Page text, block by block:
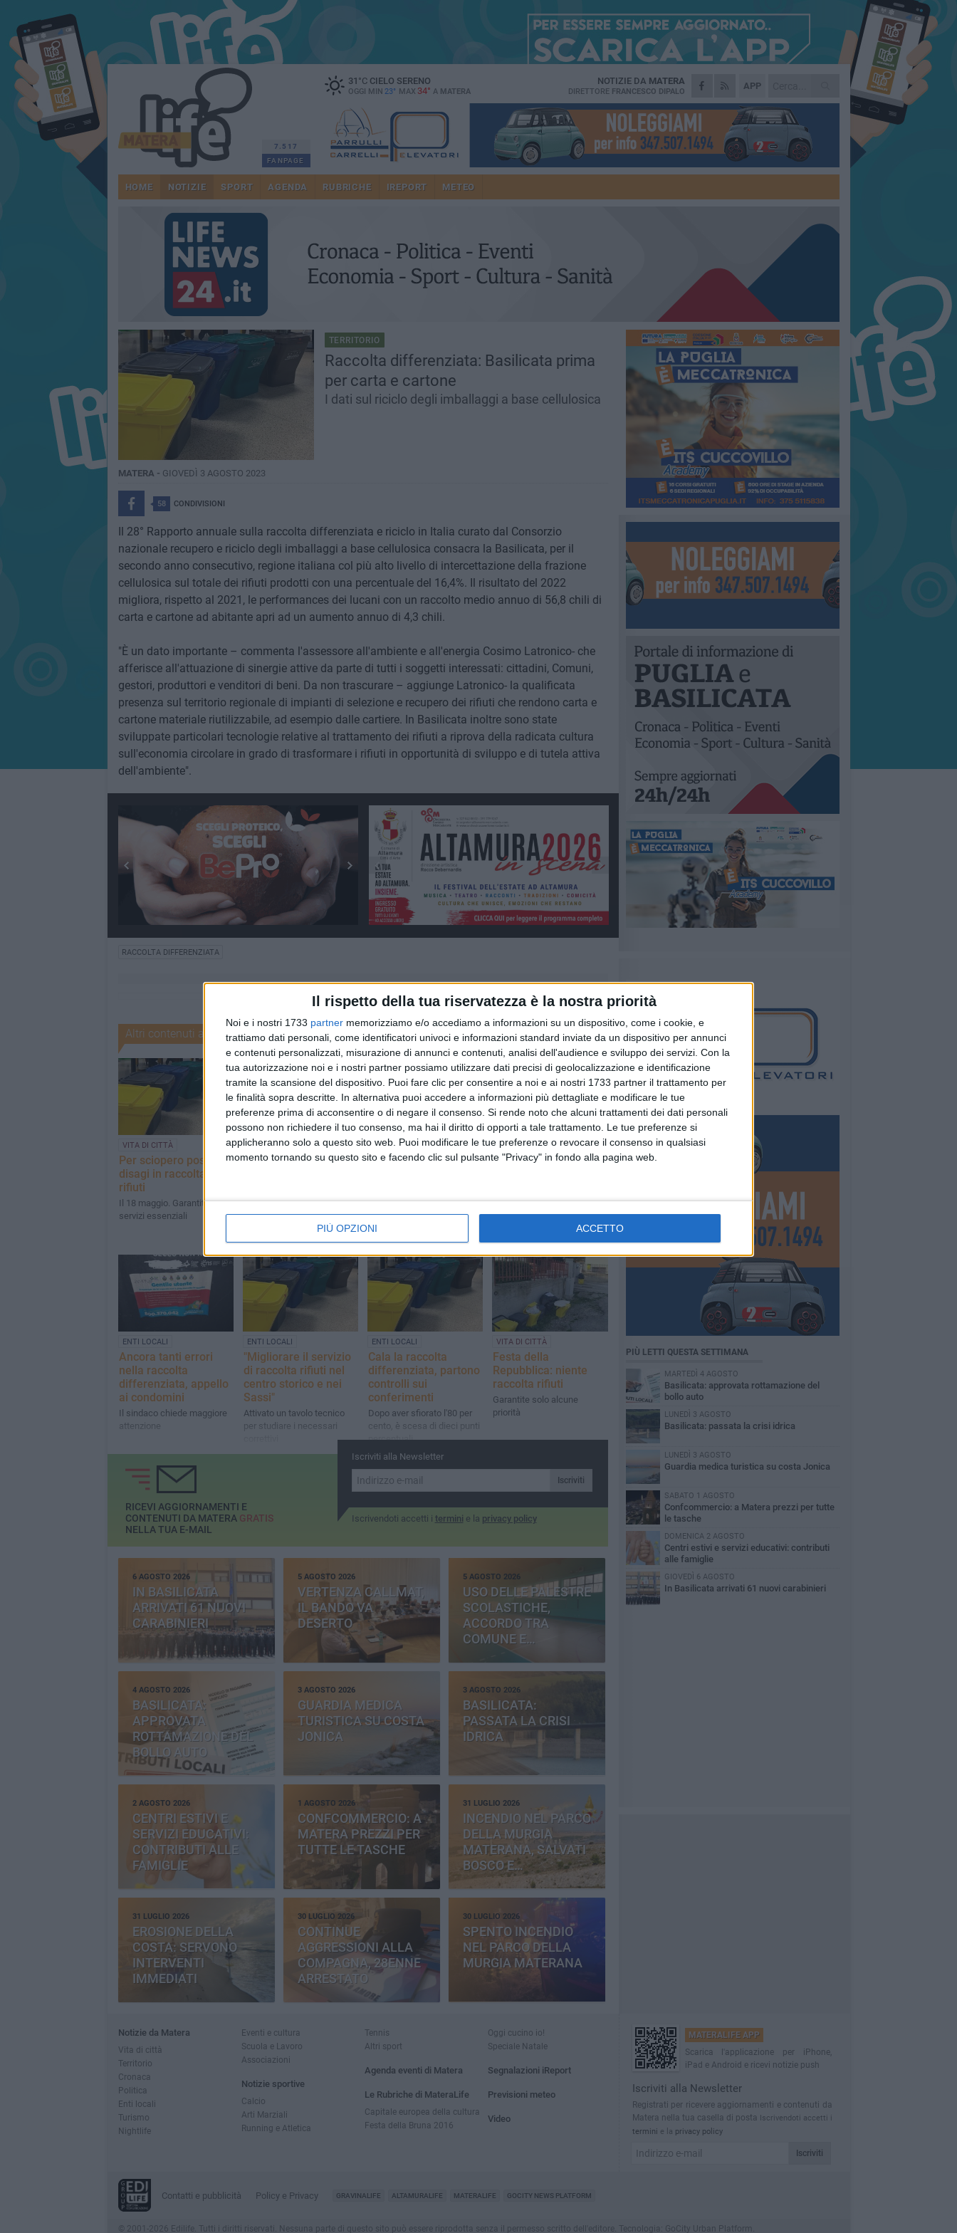
Il rispetto della tua riservatezza è la nostra priorità
Noi e i nostri 1733 partner memorizziamo e/o accediamo a informazioni su un dispositivo, come i cookie, e
trattiamo dati personali, come identificatori univoci e informazioni standard inviate da un dispositivo per annunci
e contenuti personalizzati, misurazione di annunci e contenuti, analisi dell'audience e sviluppo dei servizi. Con la
tua autorizzazione noi e i nostri partner possiamo utilizzare dati precisi di geolocalizzazione e identificazione
tramite la scansione del dispositivo. Puoi fare clic per consentire a noi e ai nostri 1733 partner il trattamento per
le finalità sopra descritte. In alternativa puoi accedere a informazioni più dettagliate e modificare le tue
preferenze prima di acconsentire o di negare il consenso. Si rende noto che alcuni trattamenti dei dati personali
possono non richiedere il tuo consenso, ma hai il diritto di opporti a tale trattamento. Le tue preferenze si
applicheranno solo a questo sito web. Puoi modificare le tue preferenze o revocare il consenso in qualsiasi
momento tornando su questo sito e facendo clic sul pulsante "Privacy" in fondo alla pagina web.
PIÙ OPZIONI ACCETTO
7.517
FANPAGE
31 °CCIELO SERENO
OGGI MIN 23° MAX 34° A MATERA
APP
NOTIZIE DA MATERA
DIRETTORE FRANCESCO DIPALO
HOME NOTIZIE SPORT AGENDA RUBRICHE IREPORT METEO
TERRITORIO
Raccolta differenziata: Basilicata prima
per carta e cartone
I dati sul riciclo degli imballaggi a base cellulosica
MATERA - GIOVEDÌ 3 AGOSTO 2023
58 CONDIVISIONI
Il 28° Rapporto annuale sulla raccolta differenziata e riciclo in Italia curato dal Consorzio
nazionale recupero e riciclo degli imballaggi a base cellulosica consacra la Basilicata, per il
secondo anno consecutivo, regione italiana col più alto livello di intercettazione della frazione
cellulosica sul totale dei rifiuti prodotti con una percentuale del 16,4%. Il risultato del 2022
migliora, rispetto al 2021, le performances dei lucani con un raccolto medio annuo di 56,8 chili di
carta e cartone ad abitante apri ad un aumento annuo di 4,3 chili.
"È un dato importante – commenta l'assessore all'ambiente e all'energia Cosimo Latronico- che
afferisce all'attuazione di sinergie attive da parte di tutti i soggetti interessati: cittadini, Comuni,
gestori, produttori e venditori di beni. Da non trascurare – aggiunge Latronico- la qualificata
presenza sul territorio regionale di impianti di selezione e recupero dei rifiuti che rendono carta e
cartone materiale riutilizzabile, ad esempio dalle cartiere. In Basilicata inoltre sono state
sviluppate particolari tecnologie relative al trattamento dei rifiuti a riprova della radicata cultura
sull'economia circolare in grado di trasformare i rifiuti in opportunità di sviluppo e di tutela attiva
dell'ambiente".
RACCOLTA DIFFERENZIATA
Altri contenuti a tema
VITA DI CITTÀ
Per sciopero possibili
disagi in raccolta dei
rifiuti
Il 18 maggio. Garantiti i
servizi essenziali
VITA DI CITTÀ
Sciopero servizi
raccolta rifiuti
Avviso del Comune
VITA DI CITTÀ
Rifiuti: partono i corsi
Sono gratuiti e servono a
curare meglio giardini e orti
VITA DI CITTÀ
Raccolta differenziata
Nuova campagna di
informazione
ENTI LOCALI
Ancora tanti errori
nella raccolta
differenziata, appello
ai condomini
Il sindaco chiede maggiore
attenzione
ENTI LOCALI
"Migliorare il servizio
di raccolta rifiuti nel
centro storico e nei
Sassi"
Attivato un tavolo tecnico
per studiare i necessari
ENTI LOCALI
Cala la raccolta
differenziata, partono
controlli sui
conferimenti
Dopo aver sfiorato l'80 per
cento, è scesa di dieci punti
percentuali
VITA DI CITTÀ
Festa della
Repubblica: niente
raccolta rifiuti
Garantite solo alcune
priorità
Iscriviti alla Newsletter
Iscriviti
Iscrivendoti accetti i termini e la privacy policy
RICEVI AGGIORNAMENTI E
CONTENUTI DA MATERA GRATIS
NELLA TUA E-MAIL
6 AGOSTO 2026
IN BASILICATA
ARRIVATI 61 NUOVI
CARABINIERI
5 AGOSTO 2026
VERTENZA CALLMAT,
IL BANDO VA
DESERTO
5 AGOSTO 2026
USO DELLE PALESTRE
SCOLASTICHE,
ACCORDO TRA
COMUNE E
PROVINCIA
4 AGOSTO 2026
BASILICATA:
APPROVATA
ROTTAMAZIONE DEL
BOLLO AUTO
3 AGOSTO 2026
GUARDIA MEDICA
TURISTICA SU COSTA
JONICA
3 AGOSTO 2026
BASILICATA:
PASSATA LA CRISI
IDRICA
2 AGOSTO 2026
CENTRI ESTIVI E
SERVIZI EDUCATIVI:
CONTRIBUTI ALLE
FAMIGLIE
1 AGOSTO 2026
CONFCOMMERCIO: A
MATERA PREZZI PER
TUTTE LE TASCHE
31 LUGLIO 2026
INCENDIO NEL PARCO
DELLA MURGIA
MATERANA, SALVATI
BOSCO E
CEMENTERIA
31 LUGLIO 2026
EROSIONE DELLA
COSTA: SERVONO
INTERVENTI
IMMEDIATI
30 LUGLIO 2026
CONTINUE
AGGRESSIONI ALLA
COMPAGNA, 28ENNE
ARRESTATO
30 LUGLIO 2026
SPENTO INCENDIO
NEL PARCO DELLA
MURGIA MATERANA
PIÙ LETTI QUESTA SETTIMANA
MARTEDÌ 4 AGOSTO
Basilicata: approvata rottamazione del
bollo auto
LUNEDÌ 3 AGOSTO
Basilicata: passata la crisi idrica
LUNEDÌ 3 AGOSTO
Guardia medica turistica su costa Jonica
SABATO 1 AGOSTO
Confcommercio: a Matera prezzi per tutte
le tasche
DOMENICA 2 AGOSTO
Centri estivi e servizi educativi: contributi
alle famiglie
GIOVEDÌ 6 AGOSTO
In Basilicata arrivati 61 nuovi carabinieri
Notizie da Matera
Vita di città
Territorio
Cronaca
Politica
Enti locali
Turismo
Nightlife
Eventi e cultura
Scuola e Lavoro
Associazioni
Notizie sportive
Calcio
Arti Marziali
Running e Atletica
Tennis
Altri sport
Agenda eventi di Matera
Le Rubriche di MateraLife
Capitale europea della cultura
Festa della Bruna 2016
Oggi cucino io!
Speciale Natale
Segnalazioni iReport
Previsioni meteo
Video
MATERALIFE APP
Scarica l'applicazione per iPhone,
iPad e Android e ricevi notizie push
Iscriviti alla Newsletter
Registrati per ricevere aggiornamenti e contenuti da
Matera nella tua casella di posta Iscrivendoti accetti i
termini e la privacy policy
Iscriviti
Contatti e pubblicità Policy e Privacy GRAVINALIFE ALTAMURALIFE MATERALIFE GOCITY NEWS PLATFORM
© 2001-2026 Edilife. Tutti i diritti riservati. Nessuna parte di questo sito può essere riprodotta senza il permesso scritto dell'editore. Tecnologia: GoCity Urban Platform.